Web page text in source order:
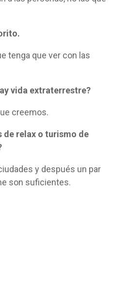
tenga que ver con las
vida extraterrestre?
creemos.
de relax o turismo de
y después un par
son suficientes.